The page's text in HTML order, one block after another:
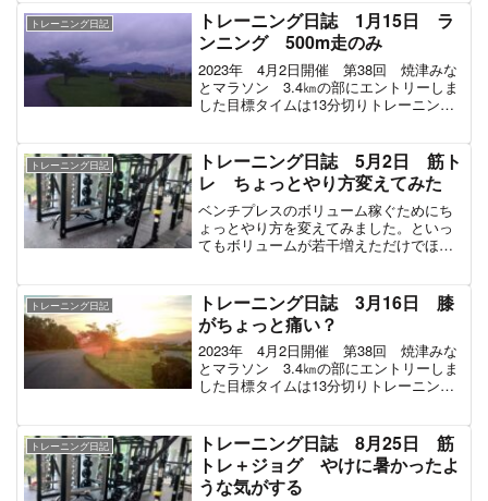
㎞ 平均心拍数 144シューズ アスレ
シ...
トレーニング日記
トレーニング日誌 1月15日 ラ
ンニング 500m走のみ
2023年 4月2日開催 第38回 焼津みな
とマラソン 3.4㎞の部にエントリーしま
した目標タイムは13分切りトレーニング
く予定。練習メニュー500m流し 1分3...
トレーニング日記
トレーニング日誌 5月2日 筋ト
レ ちょっとやり方変えてみた
ベンチプレスのボリューム稼ぐためにち
ょっとやり方を変えてみました。といっ
てもボリュームが若干増えただけでほと
回 5回 6回スクワット（スミス） 80
㎏ 4回 4回 ...
トレーニング日記
トレーニング日誌 3月16日 膝
がちょっと痛い？
2023年 4月2日開催 第38回 焼津みな
とマラソン 3.4㎞の部にエントリーしま
した目標タイムは13分切りトレーニング
く予定。練習メニュー筋トレメインセッ
ト ...
トレーニング日記
トレーニング日誌 8月25日 筋
トレ＋ジョグ やけに暑かったよ
うな気がする